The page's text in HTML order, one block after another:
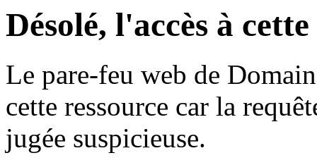
Désolé, l'accès à
Le pare-feu web de
cette ressource car la
jugée suspicieuse.